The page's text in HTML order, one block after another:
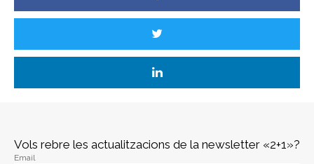
Vols rebre les actualitzacions de la newsletter «2+1»?
Email